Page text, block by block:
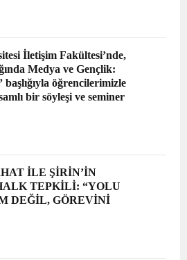
İletişim Fakültesi’nde,
Medya ve Gençlik:
öğrencilerimizle
bir söyleşi ve seminer
İLE ŞİRİN’İN
TEPKİLİ: “YOLU
DEĞİL, GÖREVİNİ